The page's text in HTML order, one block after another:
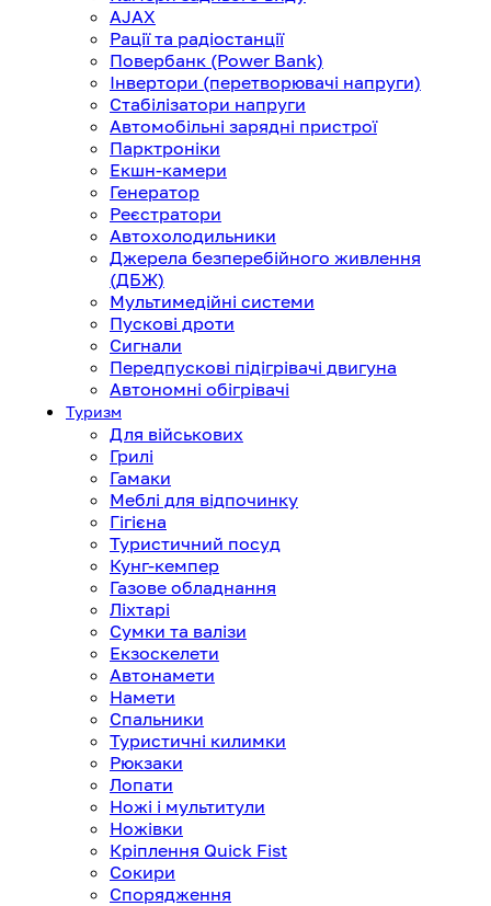
AJAX
Рації та радіостанції
Повербанк (Power Bank)
Інвертори (перетворювачі напруги)
Стабілізатори напруги
Автомобільні зарядні пристрої
Парктроніки
Екшн-камери
Генератор
Реєстратори
Автохолодильники
Джерела безперебійного живлення
(ДБЖ)
Мультимедійні системи
Пускові дроти
Сигнали
Передпускові підігрівачі двигуна
Автономні обігрівачі
Туризм
Для військових
Грилі
Гамаки
Меблі для відпочинку
Гігієна
Туристичний посуд
Кунг-кемпер
Газове обладнання
Ліхтарі
Сумки та валізи
Екзоскелети
Автонамети
Намети
Спальники
Туристичні килимки
Рюкзаки
Лопати
Ножі і мультитули
Ножівки
Кріплення Quick Fist
Сокири
Спорядження